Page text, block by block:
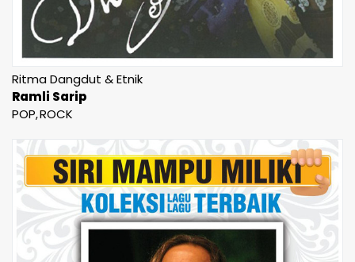
Ritma Dangdut & Etnik
Ramli Sarip
POP ROCK